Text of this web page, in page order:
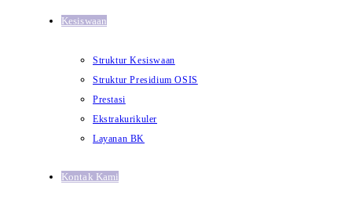
Kesiswaan
Struktur Kesiswaan
Struktur Presidium OSIS
Prestasi
Ekstrakurikuler
Layanan BK
Kontak Kami